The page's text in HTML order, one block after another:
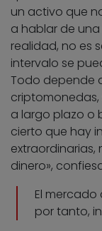
un activo que
a hablar de una
realidad, no es
intervalo se
Todo depende
a largo plazo o
cierto que hay
dinero»,
El
por tanto,